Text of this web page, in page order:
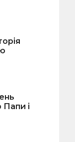
Папи і